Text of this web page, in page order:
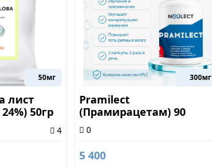
50мг
лист
50гр
4
300мг
Pramilect
(Прамирацетам) 90
0
5 400